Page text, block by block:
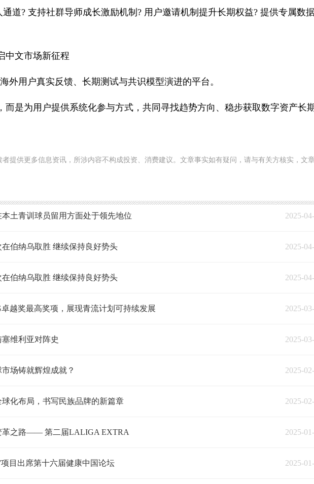
道? 支持社群导师成长激励机制? 用户邀请机制提升长期权益? 提供专属数
中文市场新征程
外用户真实反馈、长期测试与共识模型演进的平台。
而是为用户提供系统化参与方式，共同寻找趋势方向、稳步获取数字资产长
提供更多信息资讯，所涉内容不构成投资、消费建议。文章事实如有疑问，请与有关方核实，文
2025-
土青训球员留用方面处于领先地位
2025-
伯纳乌取胜 继续保持良好势头
2025-
伯纳乌取胜 继续保持良好势头
2025-
越奖最高奖项，展现青流计划可持续发展
2025-
维利亚对阵史
2025-
场铸就辉煌成就？
2025-
化布局，书写民族品牌的新篇章
2025-
革之路—— 第二届LALIGA EXTRA
2025-
目出席第十六届健康中国论坛